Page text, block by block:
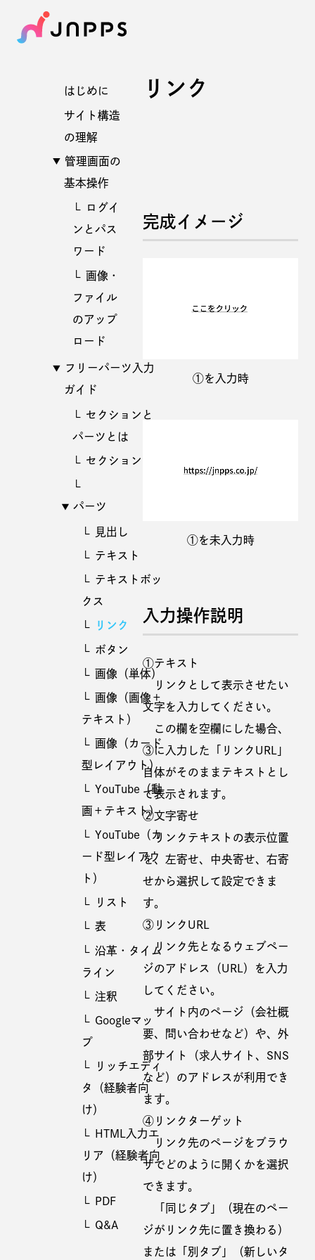
はじめに
サイト構造
の理解
管理画面の
基本操作
ログイ
ンとパス
ワード
画像・
ファイル
のアップ
ロード
フリーパーツ入力
ガイド
セクションと
パーツとは
セクション
パーツ
見出し
テキスト
テキストボッ
クス
リンク
ボタン
画像（単体）
画像（画像＋
テキスト）
画像（カード
型レイアウト）
YouTube（動
画＋テキスト）
YouTube（カ
ード型レイアウ
ト）
リスト
表
沿革・タイム
ライン
注釈
Googleマッ
プ
リッチエディ
タ（経験者向
け）
HTML入力エ
リア（経験者向
け）
PDF
Q&A
リンク
完成イメージ
①を入力時
①を未入力時
入力操作説明
①テキスト
リンクとして表示させたい
文字を入力してください。
この欄を空欄にした場合、
③に入力した「リンクURL」
自体がそのままテキストとし
て表示されます。
②文字寄せ
リンクテキストの表示位置
を、左寄せ、中央寄せ、右寄
せから選択して設定できま
す。
③リンクURL
リンク先となるウェブペー
ジのアドレス（URL）を入力
してください。
サイト内のページ（会社概
要、問い合わせなど）や、外
部サイト（求人サイト、SNS
など）のアドレスが利用でき
ます。
④リンクターゲット
リンク先のページをブラウ
ザでどのように開くかを選択
できます。
「同じタブ」（現在のペー
ジがリンク先に置き換わる）
または「別タブ」（新しいタ